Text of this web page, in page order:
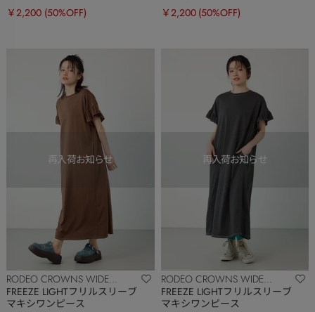
￥2,200 (50%OFF)
￥2,200 (50%OFF)
RODEO CROWNS WIDE
BOWL
FREEZE LIGHTフリルスリーブ
マキシワンピース
RODEO CROWNS WIDE
BOWL
FREEZE LIGHTフリルスリーブ
マキシワンピース